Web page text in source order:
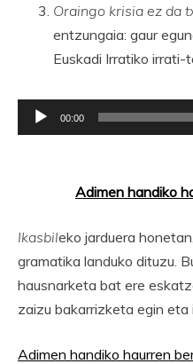
Oraingo krisia ez da
entzungaia: gaur
Euskadi Irratiko irrati-
Soinu
erreproduzigailua
00:00
Adimen handiko
Ikasbileko jarduera
gramatika landuko dituzu.
hausnarketa bat ere
zaizu bakarrizketa egin
Adimen handiko haurren